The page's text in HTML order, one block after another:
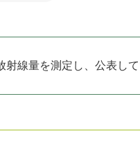
線量を測定し、公表して